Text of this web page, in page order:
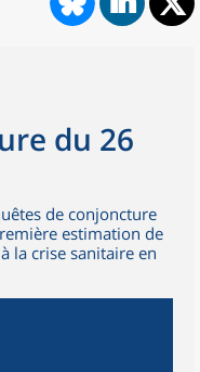
du 26
de conjoncture
estimation de
la crise sanitaire en